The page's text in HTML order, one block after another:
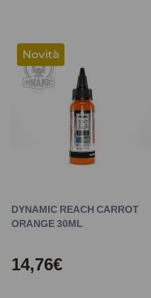
Novità
DYNAMIC REACH CARROT
ORANGE 30ML
14,76€